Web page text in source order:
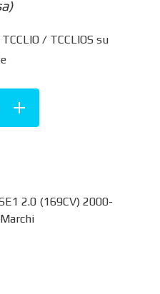
/ TCCLIOS su
2.0 (169CV) 2000-
Marchi